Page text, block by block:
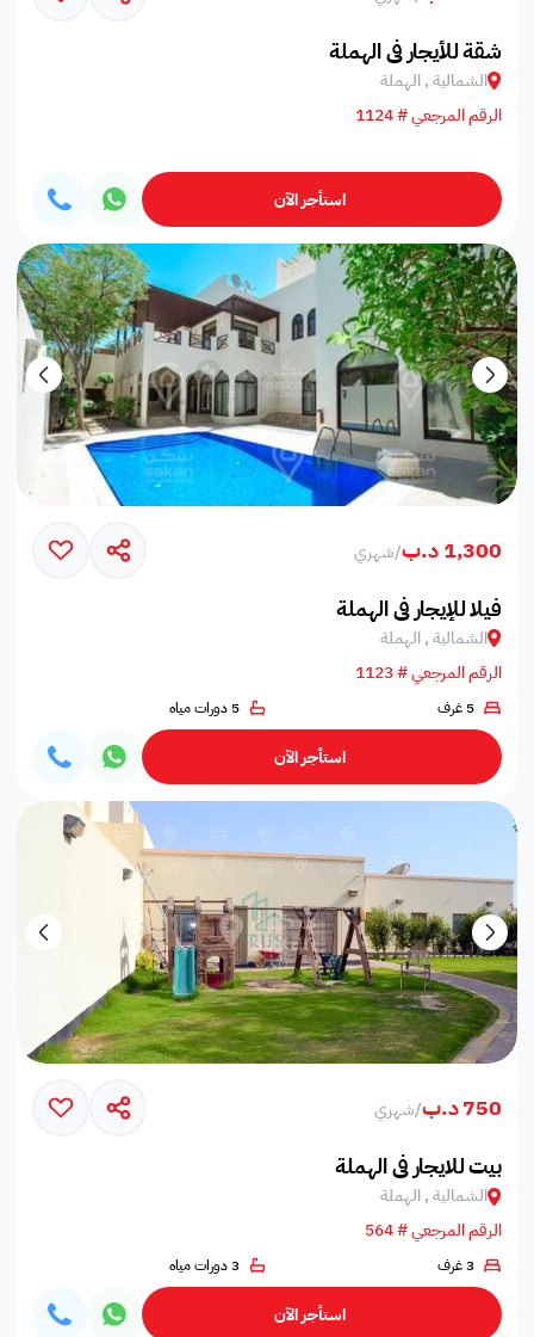
شقة للأيجار في الهملة
الشمالية , الهملة
الرقم المرجعي # 1124
استأجر الآن
1,300 د.ب /شهري
فيلا للإيجار في الهملة
الشمالية , الهملة
الرقم المرجعي # 1123
5 غرف 5 دورات مياه
استأجر الآن
750 د.ب /شهري
بيت للايجار في الهملة
الشمالية , الهملة
الرقم المرجعي # 564
3 غرف 3 دورات مياه
استأجر الآن